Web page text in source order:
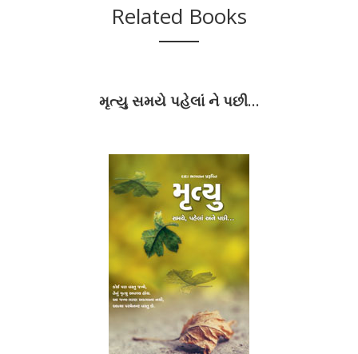
Related Books
મૃત્યુ સમયે પહેલાં ને પછી…